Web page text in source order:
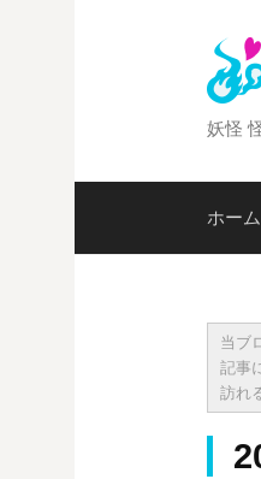
へ
妖怪
ホーム
当ブ
記事
訪れ